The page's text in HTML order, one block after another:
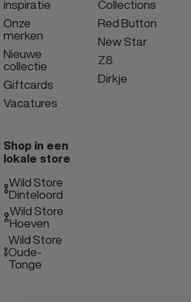
inspiratie
Onze
merken
Nieuwe
collectie
Giftcards
Vacatures
Collections
Red Button
New Star
Z8
Dirkje
Shop in een
lokale store
Wild Store
Dinteloord
Wild Store
Hoeven
Wild Store
Oude-
Tonge